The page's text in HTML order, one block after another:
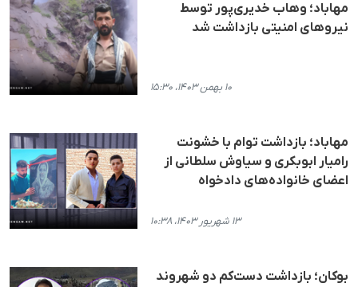
مهاباد؛ وهاب خدیری‌پور توسط
نیروهای امنیتی بازداشت شد
۱۰ بهمن ۱۴۰۳، ۱۵:۳۰
مهاباد؛ بازداشت توام با خشونت
رامیار ابوبکری و سیاوش سلطانی از
اعضای خانواده‌های دادخواه
۱۳ شهریور ۱۴۰۳، ۱۰:۳۸
بوکان؛ بازداشت دست‌کم دو شهروند